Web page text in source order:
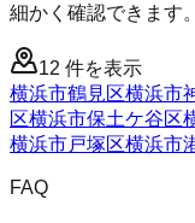
細かく確認できます。
12 件を表示
横浜市鶴見区横浜市
区横浜市保土ケ谷区
横浜市戸塚区横浜市
FAQ